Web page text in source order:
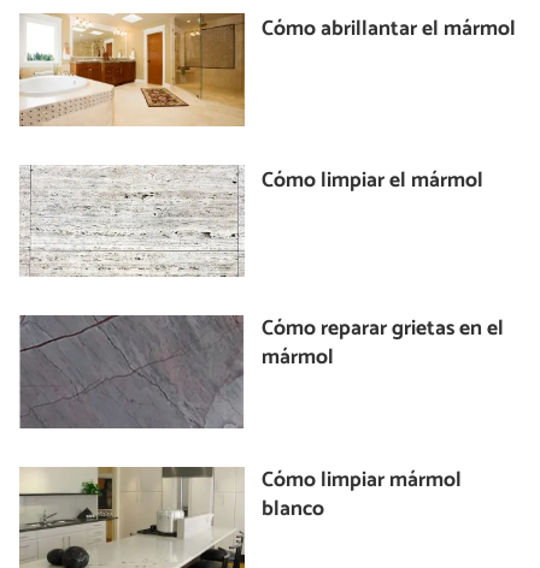
Cómo abrillantar el mármol
Cómo limpiar el mármol
Cómo reparar grietas en el
mármol
Cómo limpiar mármol
blanco